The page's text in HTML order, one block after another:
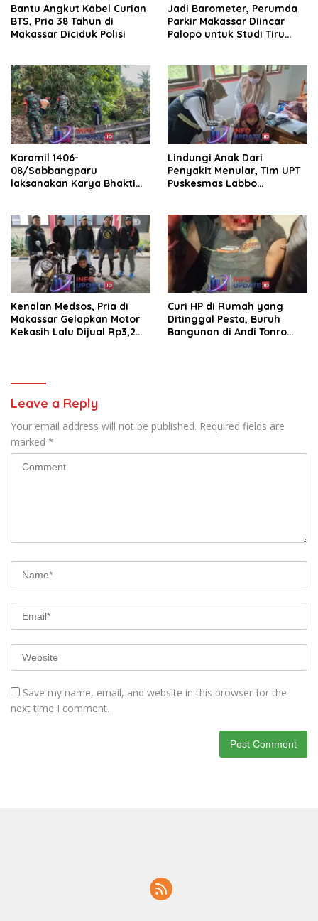
Bantu Angkut Kabel Curian
BTS, Pria 38 Tahun di
Makassar Diciduk Polisi
Jadi Barometer, Perumda
Parkir Makassar Diincar
Palopo untuk Studi Tiru
Koramil 1406-
08/Sabbangparu
laksanakan Karya Bhakti
Lindungi Anak Dari
Penyakit Menular, Tim UPT
Puskesmas Labbo
Kenalan Medsos, Pria di
Makassar Gelapkan Motor
Kekasih Lalu Dijual Rp3,2
Curi HP di Rumah yang
Ditinggal Pesta, Buruh
Bangunan di Andi Tonro
Leave a Reply
Your email address will not be published. Required fields are
marked *
Save my name, email, and website in this browser for the
next time I comment.